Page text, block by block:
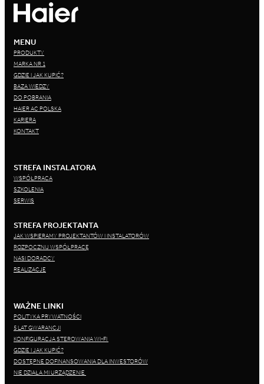
MENU
PRODUKTY
MARKA NR 1
GDZIE I JAK KUPIĆ?
BAZA WIEDZY
DO POBRANIA
HAIER AC POLSKA
KARIERA
KONTAKT
STREFA INSTALATORA
WSPÓŁPRACA
SZKOLENIA
SERWIS
STREFA PROJEKTANTA
JAK WSPIERAMY PROJEKTANTÓW I INSTALATORÓW
ROZPOCZNIJ WSPÓŁPRACĘ
NASI DORADCY
REALIZACJE
WAŻNE LINKI
POLITYKA PRYWATNOŚCI
5 LAT GWARANCJI
KONFIGURACJA STEROWANIA WI-FI
GDZIE I JAK KUPIĆ?
DOSTĘPNE DOFINANSOWANIA DLA INWESTORÓW
NIE DZIAŁA MI URZĄDZENIE